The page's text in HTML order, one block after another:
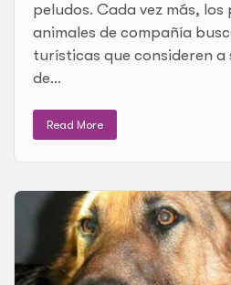
peludos. Cada vez más,
animales de compañía
turísticas que consideren a
de...
Read More